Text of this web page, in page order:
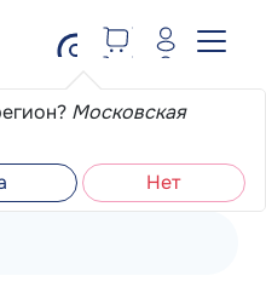
Московская
Нет
город